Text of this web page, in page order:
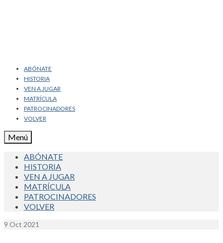
ABÓNATE
HISTORIA
VEN A JUGAR
MATRÍCULA
PATROCINADORES
VOLVER
Menú
ABÓNATE
HISTORIA
VEN A JUGAR
MATRÍCULA
PATROCINADORES
VOLVER
9 Oct 2021